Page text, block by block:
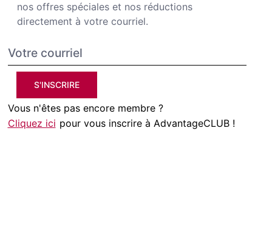
nos offres spéciales et nos réductions
directement à votre courriel.
S'INSCRIRE
Vous n'êtes pas encore membre ?
Cliquez ici pour vous inscrire à AdvantageCLUB !